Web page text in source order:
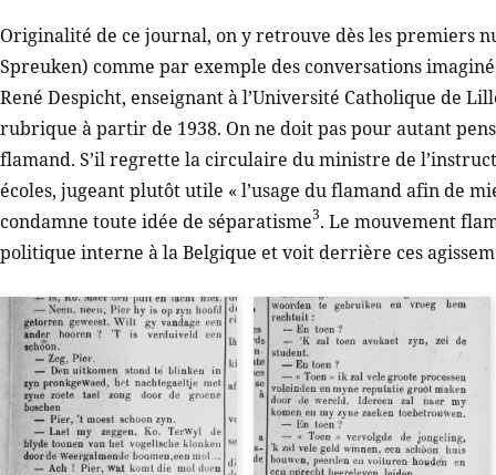
Originalité de ce journal, on y retrouve dès les premiers
Spreuken) comme par exemple des conversations
René Despicht, enseignant à l’Université Catholique de
rubrique à partir de 1938. On ne doit pas pour autant
flamand. S’il regrette la circulaire du ministre de
écoles, jugeant plutôt utile « l’usage du flamand afin de
condamne toute idée de séparatisme3. Le mouvement
politique interne à la Belgique et voit derrière ces